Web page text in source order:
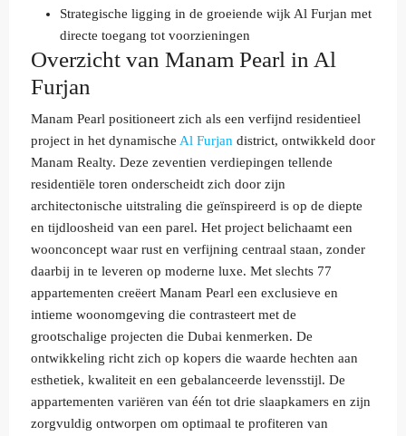
Strategische ligging in de groeiende wijk Al Furjan met
directe toegang tot voorzieningen
Overzicht van Manam Pearl in Al
Furjan
Manam Pearl positioneert zich als een verfijnd residentieel
project in het dynamische Al Furjan district, ontwikkeld door
Manam Realty. Deze zeventien verdiepingen tellende
residentiële toren onderscheidt zich door zijn
architectonische uitstraling die geïnspireerd is op de diepte
en tijdloosheid van een parel. Het project belichaamt een
woonconcept waar rust en verfijning centraal staan, zonder
daarbij in te leveren op moderne luxe. Met slechts 77
appartementen creëert Manam Pearl een exclusieve en
intieme woonomgeving die contrasteert met de
grootschalige projecten die Dubai kenmerken. De
ontwikkeling richt zich op kopers die waarde hechten aan
esthetiek, kwaliteit en een gebalanceerde levensstijl. De
appartementen variëren van één tot drie slaapkamers en zijn
zorgvuldig ontworpen om optimaal te profiteren van